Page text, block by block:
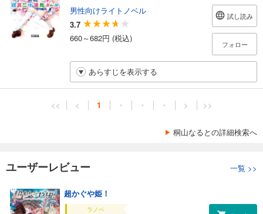
男性向けライトノベル
3.7
660～682円 (税込)
試し読み
フォロー
あらすじを表示する
<< < 1 ・ ・ ・ > >>
桐山なるとの詳細検索へ
ユーザーレビュー 一覧 >>
超かぐや姫！
ラノベ